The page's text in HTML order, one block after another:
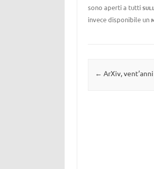
sono aperti a tutti
invece disponibile un
Navigazione
← ArXiv,